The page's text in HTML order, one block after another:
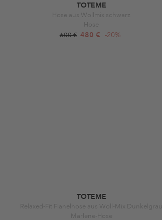
TOTEME
Hose aus Wollmix schwarz
Hose
600 € 480 € -20%
TOTEME
Relaxed-Fit Flanelhose aus Woll-Mix Dunkelgrau
Marlene-Hose